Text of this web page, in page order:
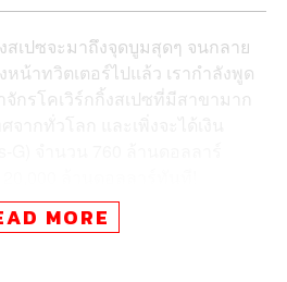
เปซจะมาถึงจุดบูมสุดๆ จนกลาย
น้าทวิตเตอร์ไปแล้ว เรากำลังพูด
กรโคเวิร์กกิ้งสเปซที่มีสาขามาก
ชี้ว่ามูลค่าของ WeWork นั้นสูง
นอย่าง Twitter (12,960 ล้าน
MORE